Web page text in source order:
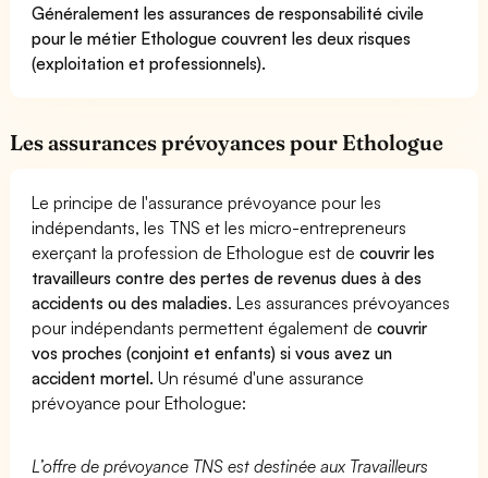
Généralement les assurances de responsabilité civile
pour le métier Ethologue couvrent les deux risques
(exploitation et professionnels).
Les assurances prévoyances pour Ethologue
Le principe de l'assurance prévoyance pour les
indépendants, les TNS et les micro-entrepreneurs
exerçant la profession de Ethologue est decouvrir les
travailleurs contre des pertes de revenus dues à des
accidents ou des maladies. Les assurances prévoyances
pour indépendants permettent également decouvrir
vos proches (conjoint et enfants) si vous avez un
accident mortel. Un résumé d'une assurance
prévoyance pour Ethologue:
L’offre de prévoyance TNS est destinée aux Travailleurs